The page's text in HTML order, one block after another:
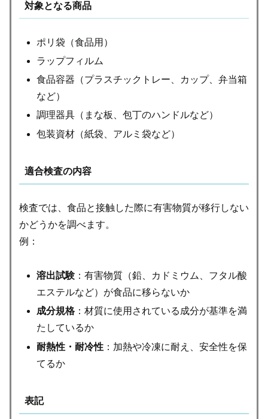
対象となる商品
ポリ袋（食品用）
ラップフィルム
食品容器（プラスチックトレー、カップ、弁当箱
など）
調理器具（まな板、包丁のハンドルなど）
包装資材（紙袋、アルミ袋など）
適合検査の内容
検査では、食品と接触した際に有害物質が移行しない
かどうかを調べます。
例：
溶出試験：有害物質（鉛、カドミウム、フタル酸
エステルなど）が食品に移らないか
成分規格：材質に使用されている成分が基準を満
たしているか
耐熱性・耐冷性：加熱や冷凍に耐え、安全性を保
てるか
表記